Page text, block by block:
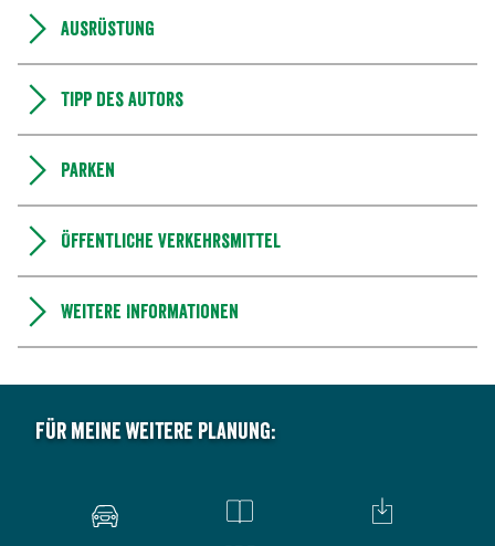
Ausrüstung
Tipp des Autors
Parken
Öffentliche Verkehrsmittel
Weitere Informationen
Für meine weitere Planung: